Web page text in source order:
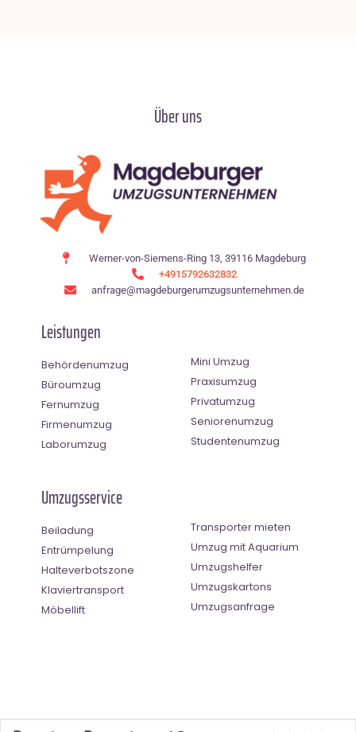
Über uns
Werner-von-Siemens-Ring 13, 39116 Magdeburg
+4915792632832
anfrage@magdeburgerumzugsunternehmen.de
Leistungen
Behördenumzug
Büroumzug
Fernumzug
Firmenumzug
Laborumzug
Mini Umzug
Praxisumzug
Privatumzug
Seniorenumzug
Studentenumzug
Umzugsservice
Beiladung
Entrümpelung
Halteverbotszone
Klaviertransport
Möbellift
Transporter mieten
Umzug mit Aquarium
Umzugshelfer
Umzugskartons
Umzugsanfrage